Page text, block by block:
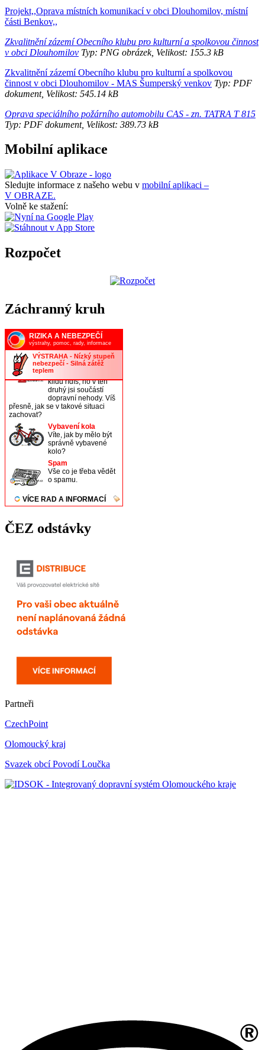
Projekt,,Oprava místních komunikací v obci Dlouhomilov, místní
části Benkov,,
Zkvalitnění zázemí Obecního klubu pro kulturní a spolkovou činnost
v obci Dlouhomilov Typ: PNG obrázek, Velikost: 155.3 kB
Zkvalitnění zázemí Obecního klubu pro kulturní a spolkovou
činnost v obci Dlouhomilov - MAS Šumperský venkov Typ: PDF
dokument, Velikost: 545.14 kB
Oprava speciálního požárního automobilu CAS - zn. TATRA T 815
Typ: PDF dokument, Velikost: 389.73 kB
Mobilní aplikace
Sledujte informace z našeho webu v mobilní aplikaci –
V OBRAZE.
Volně ke stažení:
Rozpočet
Záchranný kruh
ČEZ odstávky
Partneři
CzechPoint
Olomoucký kraj
Svazek obcí Povodí Loučka